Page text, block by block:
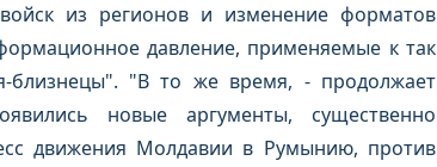
из регионов и изменение форматов
давление, применяемые к так
близнецы". "В то же время, - продолжает
новые аргументы, существенно
движения Молдавии в Румынию, против